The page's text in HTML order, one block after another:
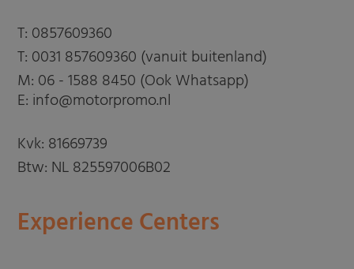
T: 0857609360
T: 0031 857609360 (vanuit buitenland)
M: 06 - 1588 8450 (Ook Whatsapp)
E: info@motorpromo.nl
Kvk: 81669739
Btw: NL 825597006B02
Experience Centers